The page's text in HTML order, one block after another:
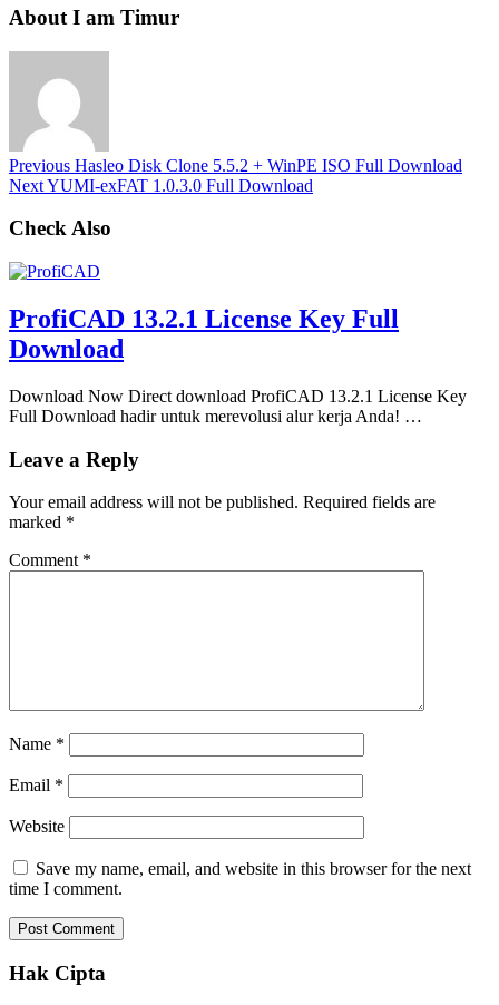
About I am Timur
Previous Hasleo Disk Clone 5.5.2 + WinPE ISO Full Download
NextYUMI-exFAT 1.0.3.0 Full Download
Check Also
ProfiCAD 13.2.1 License Key Full
Download
Download Now Direct download ProfiCAD 13.2.1 License Key
Full Download hadir untuk merevolusi alur kerja Anda! …
Leave a Reply
Your email address will not be published. Required fields are
marked *
Comment *
Name *
Email *
Website
Save my name, email, and website in this browser for the next
time I comment.
Hak Cipta